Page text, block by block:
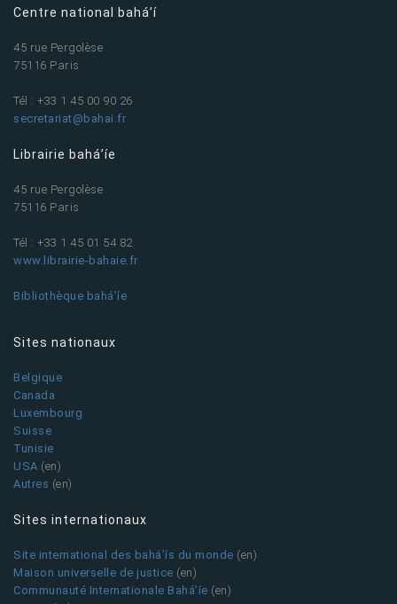
Centre national bahá’í
45 rue Pergolèse
75116 Paris
Tél : +33 1 45 00 90 26
secretariat@bahai.fr
Librairie bahá’íe
45 rue Pergolèse
75116 Paris
Tél : +33 1 45 01 54 82
www.librairie-bahaie.fr
Bibliothèque bahá’íe
Sites nationaux
Belgique
Canada
Luxembourg
Suisse
Tunisie
USA (en)
Autres (en)
Sites internationaux
Site international des bahá’ís du monde (en)
Maison universelle de justice (en)
Communauté Internationale Bahá’íe (en)